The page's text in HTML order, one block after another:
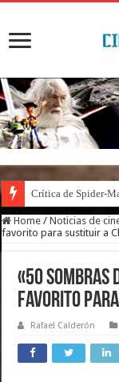
Crítica de Spider-
Home / Noticias de
favorito para sustituir a
«50 Sombras
favorito
Rafael Calderón